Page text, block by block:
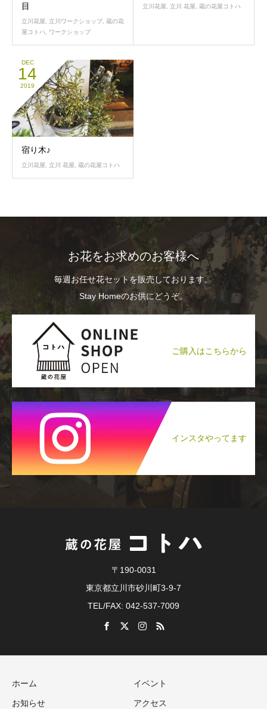
目
立川花屋 立川ワークショップ 蔵の花
屋コトハ
ワークショップ
立川花屋 立川 花屋 蔵の花屋コトハ
DEC
14
2019
宿り木♪
立川花屋 立川 花屋 蔵の花屋コトハ
お花をお求めのお客様へ
毎週お任せ花セットを販売しております。
Stay Homeのお供にどうぞ。
ご購入はこちらから
インスタやってます
〒190-0031
東京都立川市砂川町3-9-7
TEL/FAX: 042-537-7009
ホーム イベント
お知らせ アクセス